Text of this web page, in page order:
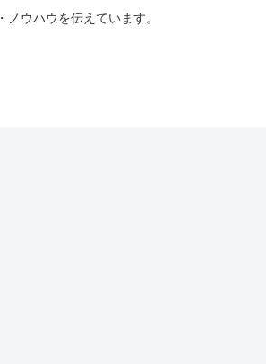
ウハウを伝えています。